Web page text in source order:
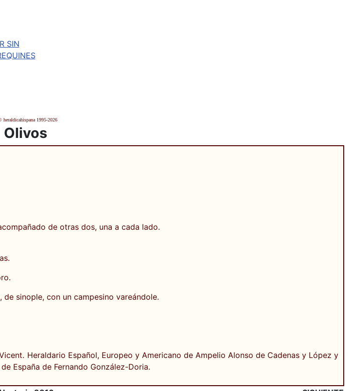
heraldicahispana 1995-2026
Olivos
de otras dos, una a cada lado.
sinople, con un campesino vareándole.
Heraldario Español, Europeo y Americano de Ampelio Alonso de Cadenas y López y
España de Fernando González-Doria.